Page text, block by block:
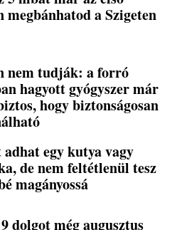
megbánhatod a Szigeten
nem tudják: a forró
hagyott gyógyszer már
hogy biztonságosan
adhat egy kutya vagy
de nem feltétlenül tesz
magányossá
dolgot még augusztus